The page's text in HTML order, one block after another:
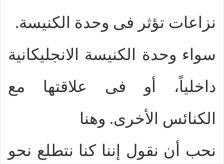
نزاعات تؤثر فى وحدة الكنيسة.
سواء وحدة الكنيسة الانجليكانية
داخلياً، أو فى علاقتها مع
الكنائس الأخرى. وهنا
نحب أن نقول إننا كنا نتطلع نحو